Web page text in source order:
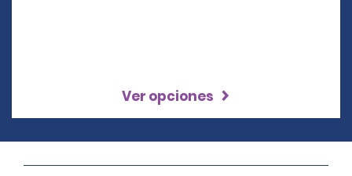
Ver opciones